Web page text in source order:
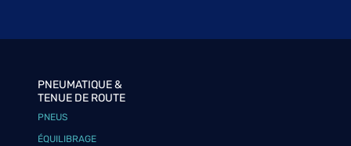
PNEUMATIQUE &
TENUE DE ROUTE
PNEUS
ÉQUILIBRAGE